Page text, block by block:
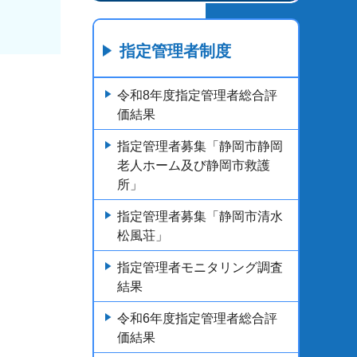
指定管理者制度
令和8年度指定管理者総合評
価結果
指定管理者募集「静岡市静岡
老人ホーム及び静岡市救護
所」
指定管理者募集「静岡市清水
松風荘」
指定管理者モニタリング調査
結果
令和6年度指定管理者総合評
価結果